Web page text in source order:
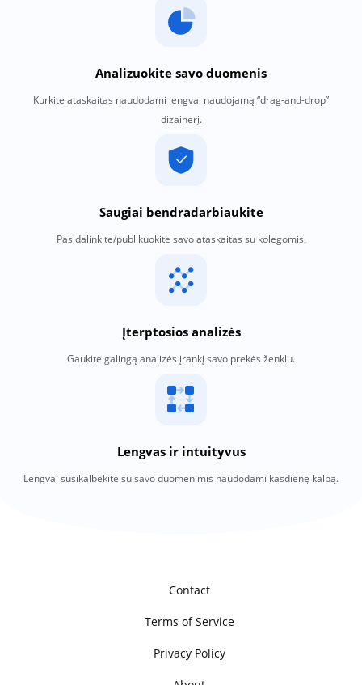
Analizuokite savo duomenis
Kurkite ataskaitas naudodami lengvai naudojamą “drag-and-drop”
dizainerį.
Saugiai bendradarbiaukite
Pasidalinkite/publikuokite savo ataskaitas su kolegomis.
Įterptosios analizės
Gaukite galingą analizės įrankį savo prekės ženklu.
Lengvas ir intuityvus
Lengvai susikalbėkite su savo duomenimis naudodami kasdienę kalbą.
Contact
Terms of Service
Privacy Policy